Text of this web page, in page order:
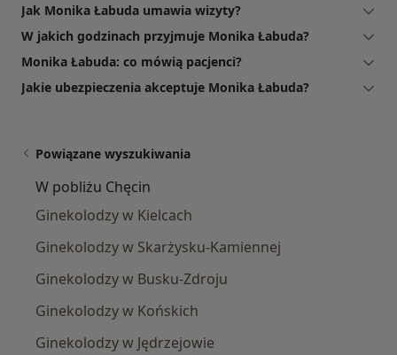
Jak Monika Łabuda umawia wizyty?
W jakich godzinach przyjmuje Monika Łabuda?
Monika Łabuda: co mówią pacjenci?
Jakie ubezpieczenia akceptuje Monika Łabuda?
Powiązane wyszukiwania
W pobliżu Chęcin
Ginekolodzy w Kielcach
Ginekolodzy w Skarżysku-Kamiennej
Ginekolodzy w Busku-Zdroju
Ginekolodzy w Końskich
Ginekolodzy w Jędrzejowie